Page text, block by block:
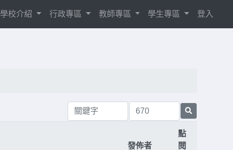
學校介紹 行政專區 教師專區 學生專區 登入
發佈者
點
閱